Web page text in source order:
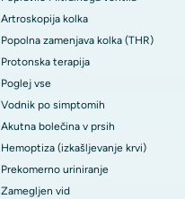
Artroskopija kolka
Popolna zamenjava kolka (THR)
Protonska terapija
Poglej vse
Vodnik po simptomih
Akutna bolečina v prsih
Hemoptiza (izkašljevanje krvi)
Prekomerno uriniranje
Zamegljen vid